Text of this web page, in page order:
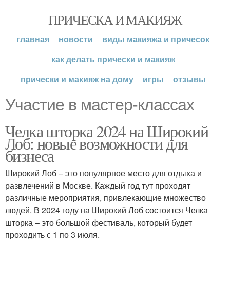
ПРИЧЕСКА И МАКИЯЖ
главная новости
виды макияжа и причесок
как делать прически и макияж
прически и макияж на дому
игры отзывы
Участие в мастер-классах
Челка шторка 2024 на Широкий
Лоб: новые возможности для
бизнеса
Широкий Лоб – это популярное место для отдыха и
развлечений в Москве. Каждый год тут проходят
различные мероприятия, привлекающие множество
людей. В 2024 году на Широкий Лоб состоится Челка
шторка – это большой фестиваль, который будет
проходить с 1 по 3 июля.